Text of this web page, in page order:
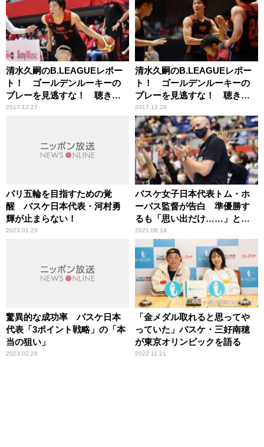
清水久嗣のB.LEAGUEレポー
ト！ ゴールデンルーキーの
プレーを見逃すな！ 聴き逃
すな！～アルバルク東京 馬
2017.12.27
清水久嗣のB.LEAGUEレポー
ト！ ゴールデンルーキーの
プレーを見逃すな！ 聴き逃
すな！～アルバルク東京 馬
場雄大選手その②
2017.12.28
パリ五輪を目指すための覚
醒 バスケ日本代表・河村勇
輝が止まらない！
2023.01.23
バスケ女子日本代表トム・ホ
ーバス監督が告白 準優勝す
るも「思い出だけ……」と残
念がったこと
2021.08.18
驚異的な成功率 バスケ日本
代表「3ポイント戦略」の「本
当の狙い」
2023.02.28
「金メダル取れると思ってや
っていた」バスケ・三好南穂
が東京オリンピックを語る
2022.11.21